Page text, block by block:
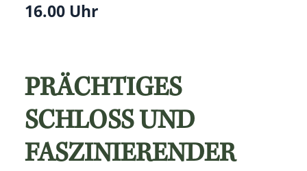
16.00 Uhr
PRÄCHTIGES
SCHLOSS UND
FASZINIERENDER